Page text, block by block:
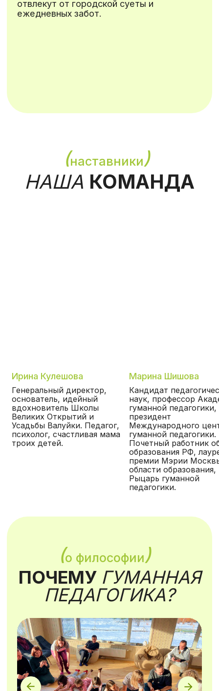
Ирина Кулешова
Генеральный директор,
основатель, идейный
вдохновитель Школы
Великих Открытий и
Усадьбы Валуйки. Педагог,
психолог, счастливая мама
троих детей.
Марина Шишова
Кандидат
наук, профессор
гуманной
президент
Международного
гуманной педагогики.
Почетный работник
образования РФ,
премии Мэрии
области образования,
Рыцарь гуманной
педагогики.
ЧАСТЫЕВОПРОСЫ
+7
Оставить заявку
политика конфиденциальности
ПРОЕКТЫ
Монтессори выходные
Земля Великих Дел
с 9:00 до 18:00, ПН-ПТ